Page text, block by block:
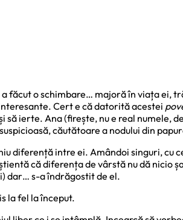
a făcut o schimbare… majoră în viața ei,
Cert e că datorită acestei
ierte. Ana (firește, nu e real numele,
căutătoare a nodului din
diferență intre ei. Amândoi singuri, cu
că diferența de vârstă nu dă nicio
dar… s-a îndrăgostit de el.
la fel la început.